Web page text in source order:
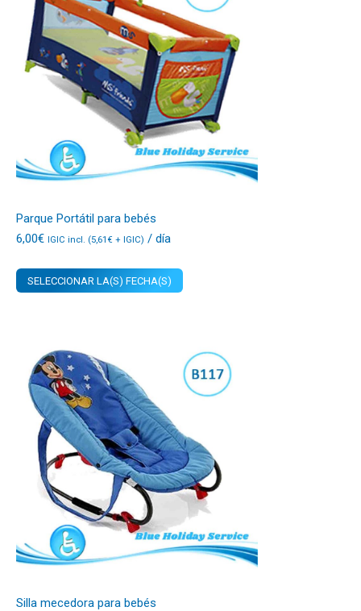
Parque Portátil para bebés
6,00€ IGIC incl. (5,61 € + IGIC) / día
SELECCIONAR LA(S) FECHA(S)
Silla mecedora para bebés